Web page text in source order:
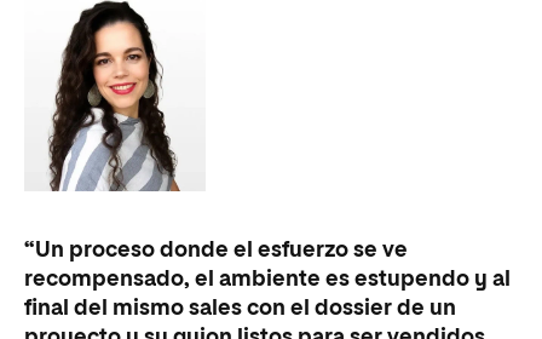
“Un proceso donde el esfuerzo se ve
recompensado, el ambiente es estupendo y al
final del mismo sales con el dossier de un